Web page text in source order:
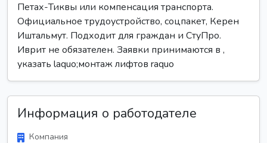
Петах-Тиквы или компенсация транспорта.
Официальное трудоустройство, соцпакет, Керен
Иштальмут. Подходит для граждан и СтуПро.
Иврит не обязателен. Заявки принимаются в ,
указать laquo;монтаж лифтов raquo
Информация о работодателе
Компания